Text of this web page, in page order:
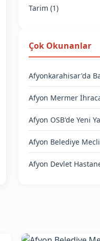
Tarim (1)
Çok Okunanlar
Afyonkarahisar'da
Afyon Mermer
Afyon OSB'de Yeni
Afyon Belediye
Afyon Devlet